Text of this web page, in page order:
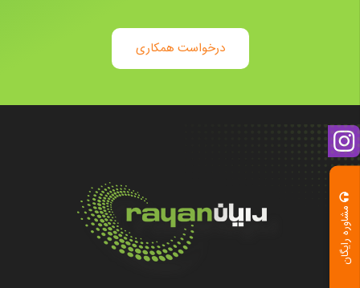
مشاوره رایگان
درخواست همکاری